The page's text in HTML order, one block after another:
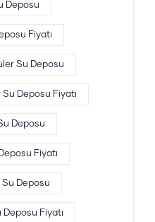
Deposu
Fiyatı
Su Deposu
Deposu Fiyatı
Deposu
Fiyatı
Deposu
Fiyatı